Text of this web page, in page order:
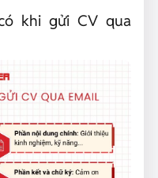
khi gửi CV qua